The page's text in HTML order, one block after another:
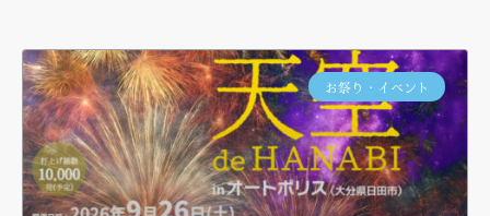
お祭り・イベント